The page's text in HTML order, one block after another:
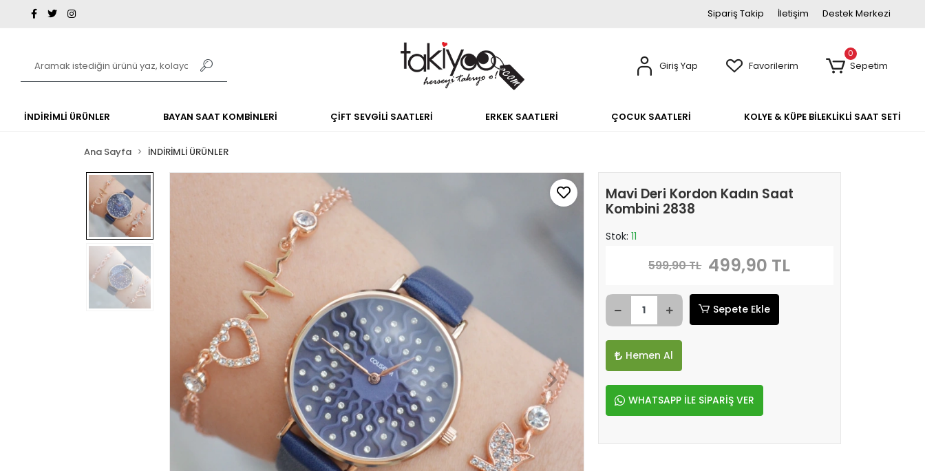
Sipariş Takip İletişim Destek Merkezi
Giriş Yap Favorilerim
0
Sepetim
İNDİRİMLİ ÜRÜNLER BAYAN SAAT KOMBİNLERİ ÇİFT SEVGİLİ SAATLERİ ERKEK SAATLERİ ÇOCUK SAATLERİ KOLYE & KÜPE BİLEKLİKLİ SAAT SETİ
Ana Sayfa İNDİRİMLİ ÜRÜNLER
Mavi Deri Kordon Kadın Saat
Kombini 2838
Stok: 11
599,90 TL 499,90 TL
Sepete Ekle
Hemen Al
WHATSAPP İLE SİPARİŞ VER